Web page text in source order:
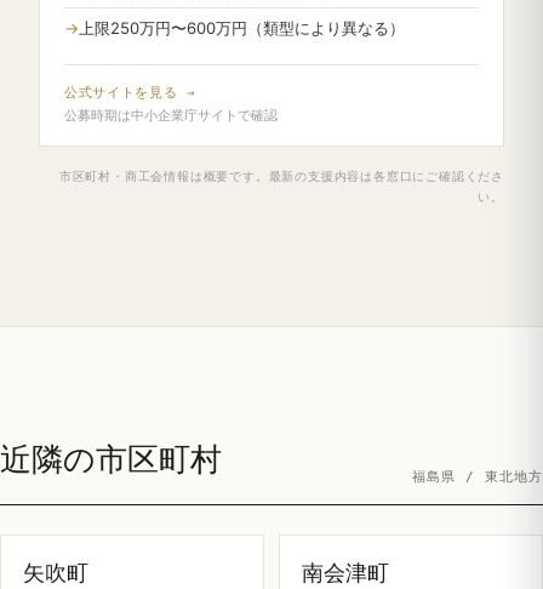
上限250万円〜600万円（類型により異なる）
公式サイトを見る →
公募時期は中小企業庁サイトで確認
市区町村・商工会情報は概要です。最新の支援内容は各窓口にご確認くださ
い。
近隣の市区町村 福島県 / 東北地方
矢吹町 南会津町